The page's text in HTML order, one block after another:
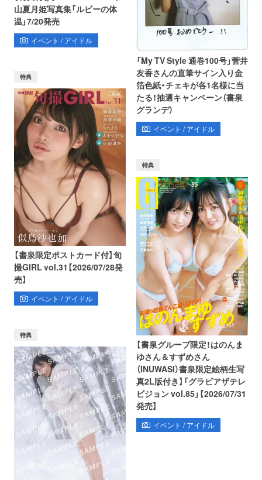
山夏月姫写真集「ルビーの体
温」7/20発売
イベント / アイドル
「My TV Style 通巻100号」菅井
友香さんの直筆サイン入り金
箔色紙・チェキが各1名様に当
たる！抽選キャンペーン（書泉
グランデ）
イベント / アイドル
特典
【書泉限定ポストカード付】旬
撮GIRL vol.31【2026/07/28発
売】
イベント / アイドル
特典
【書泉グループ限定！はのんま
ゆさん＆すずめさん
（INUWASI）書泉限定絵柄生写
真2L版付き】「グラビアザテレ
ビジョン vol.85」【2026/07/31
発売】
イベント / アイドル
特典